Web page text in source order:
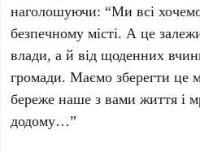
наголошуючи: “Ми всі
безпечному місті. А це
влади, а й від щоденних
громади. Маємо зберегти це
береже наше з вами життя і
додому…”